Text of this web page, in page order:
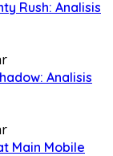
Rush: Analisis
Analisis
Main Mobile